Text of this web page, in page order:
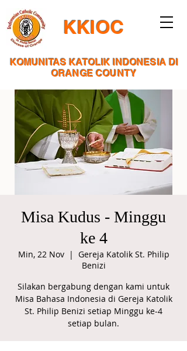
KKIOC
KOMUNITAS KATOLIK INDONESIA DI
ORANGE COUNTY
Misa Kudus - Minggu
ke 4
Min, 22 Nov
  |
Gereja Katolik St. Philip
Benizi
Silakan bergabung dengan kami untuk
Misa Bahasa Indonesia di Gereja Katolik
St. Philip Benizi setiap Minggu ke-4